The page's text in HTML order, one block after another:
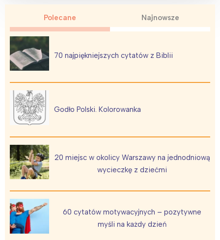
Polecane Najnowsze
70 najpiękniejszych cytatów z Biblii
Godło Polski. Kolorowanka
20 miejsc w okolicy Warszawy na jednodniową
wycieczkę z dziećmi
60 cytatów motywacyjnych – pozytywne
myśli na każdy dzień